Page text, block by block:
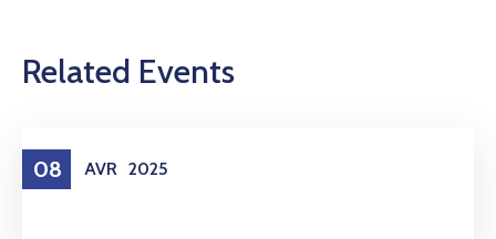
Related Events
08 AVR 2025